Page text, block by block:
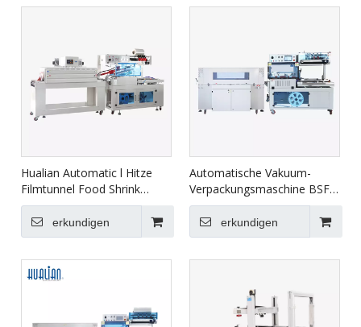
Hualian Automatic l Hitze
Filmtunnel Food Shrink
Wrapping
Verpackungsmaschine BSF-
5640LG/E+BS-4522
erkundigen
Automatische Vakuum-
Verpackungsmaschine BSF-
5640LG+BS-5030X
erkundigen